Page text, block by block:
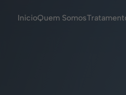
InicioQuem Somos